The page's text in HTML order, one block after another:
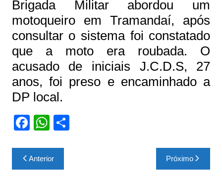
Brigada Militar abordou um
motoqueiro em Tramandaí, após
consultar o sistema foi constatado
que a moto era roubada. O
acusado de iniciais J.C.D.S, 27
anos, foi preso e encaminhado a
DP local.
F
c
e
W
at
s
S
Navegação
de
Anterior Próximo